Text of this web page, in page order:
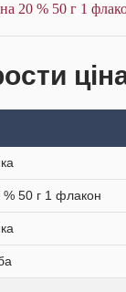
20 % 50 г 1
% 50 г 1 флакон